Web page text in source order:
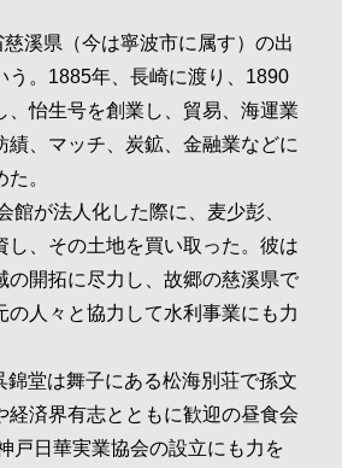
溪県（今は寧波市に属す）の出
う。1885年、長崎に渡り、1890
、怡生号を創業し、貿易、海運業
績、マッチ、炭鉱、金融業などに
。
が法人化した際に、麦少彭、
し、その土地を買い取った。彼は
の開拓に尽力し、故郷の慈溪県で
の人々と協力して水利事業にも力
堂は舞子にある松海別荘で孫文
経済界有志とともに歓迎の昼食会
戸日華実業協会の設立にも力を